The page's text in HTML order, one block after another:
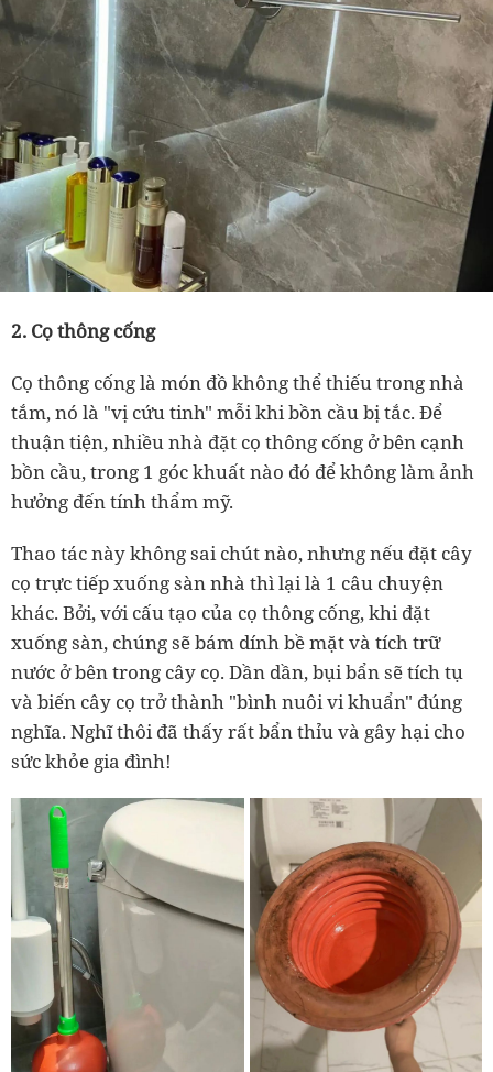
2. Cọ thông cống
Cọ thông cống là món đồ không thể thiếu trong nhà
tắm, nó là "vị cứu tinh" mỗi khi bồn cầu bị tắc. Để
thuận tiện, nhiều nhà đặt cọ thông cống ở bên cạnh
bồn cầu, trong 1 góc khuất nào đó để không làm ảnh
hưởng đến tính thẩm mỹ.
Thao tác này không sai chút nào, nhưng nếu đặt cây
cọ trực tiếp xuống sàn nhà thì lại là 1 câu chuyện
khác. Bởi, với cấu tạo của cọ thông cống, khi đặt
xuống sàn, chúng sẽ bám dính bề mặt và tích trữ
nước ở bên trong cây cọ. Dần dần, bụi bẩn sẽ tích tụ
và biến cây cọ trở thành "bình nuôi vi khuẩn" đúng
nghĩa. Nghĩ thôi đã thấy rất bẩn thỉu và gây hại cho
sức khỏe gia đình!